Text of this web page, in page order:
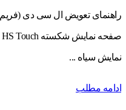
نمایش سیاه ...
ادامه مطلب